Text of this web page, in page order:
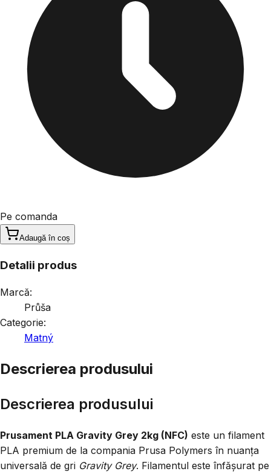
Pe comanda
Adaugă în coș
Detalii produs
Marcă:
Průša
Categorie:
Matný
Descrierea produsului
Descrierea produsului
Prusament PLA Gravity Grey 2kg (NFC) este un filament
PLA premium de la compania Prusa Polymers în nuanța
universală de gri Gravity Grey. Filamentul este înfășurat pe